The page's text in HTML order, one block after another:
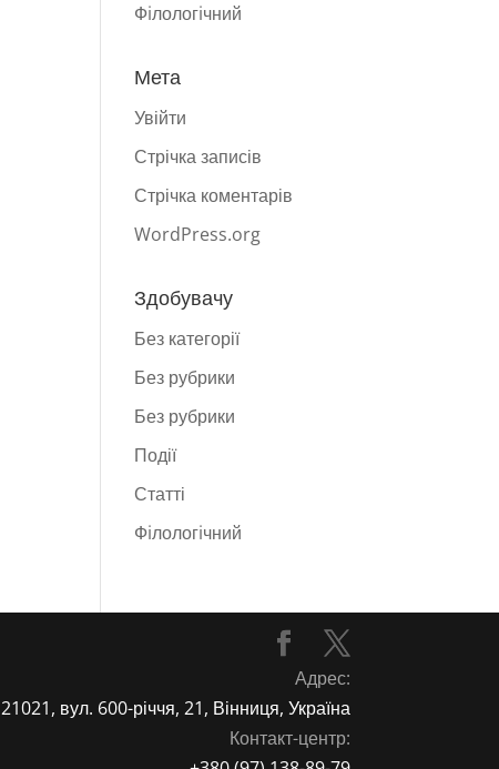
Фiлологiчний
Мета
Увійти
Стрічка записів
Стрічка коментарів
WordPress.org
Здобувачу
Без категорії
Без рубрики
Без рубрики
Події
Статті
Фiлологiчний
Адрес:
21021, вул. 600-річчя, 21, Вінниця, Україна
Контакт-центр: